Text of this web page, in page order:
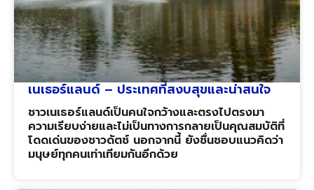
เนเธอร์แลนด์ – ประเทศที่สงบสุขและน่าสนใจ
ชาวเนเธอร์แลนด์เป็นคนใจกว้างและตรงไปตรงมา
ความเรียบง่ายและไม่เป็นทางการกลายเป็นคุณสมบัติที่
โดดเด่นของชาวดัตช์ นอกจากนี้ ยังชื่นชอบแนวคิดว่า
มนุษย์ทุกคนเท่าเทียมกันอีกด้วย